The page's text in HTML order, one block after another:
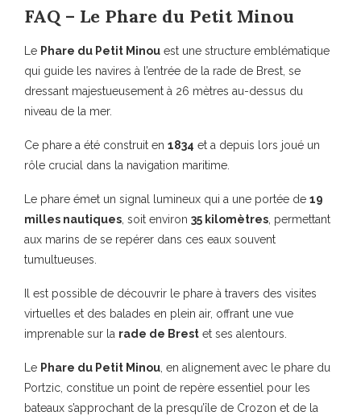
FAQ – Le Phare du Petit Minou
Le Phare du Petit Minou est une structure emblématique
qui guide les navires à l’entrée de la rade de Brest, se
dressant majestueusement à 26 mètres au-dessus du
niveau de la mer.
Ce phare a été construit en 1834 et a depuis lors joué un
rôle crucial dans la navigation maritime.
Le phare émet un signal lumineux qui a une portée de 19
milles nautiques , soit environ 35 kilomètres , permettant
aux marins de se repérer dans ces eaux souvent
tumultueuses.
Il est possible de découvrir le phare à travers des visites
virtuelles et des balades en plein air, offrant une vue
imprenable sur la rade de Brest et ses alentours.
Le Phare du Petit Minou , en alignement avec le phare du
Portzic, constitue un point de repère essentiel pour les
bateaux s’approchant de la presqu’île de Crozon et de la